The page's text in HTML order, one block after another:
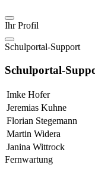
Ihr Profil
Schulportal-Support
Schulportal-
Imke Hofer
Jeremias Kuhne
Florian Stegemann
Martin Widera
Janina Wittrock
Fernwartung